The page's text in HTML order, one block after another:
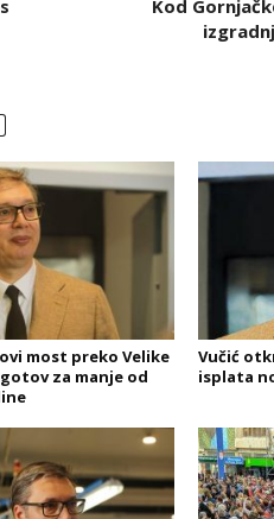
Kod
most preko Velike
za manje od
Vučić
isplata